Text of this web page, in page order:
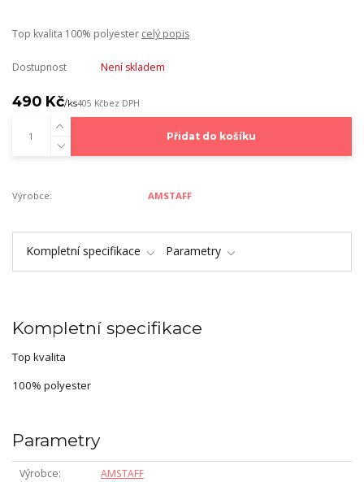
Top kvalita 100% polyester celý popis
Dostupnost Není skladem
490 Kč/ks405 Kčbez DPH
Přidat do košíku
Výrobce: AMSTAFF
Kompletní specifikace Parametry
Kompletní specifikace
Top kvalita
100% polyester
Parametry
Výrobce AMSTAFF